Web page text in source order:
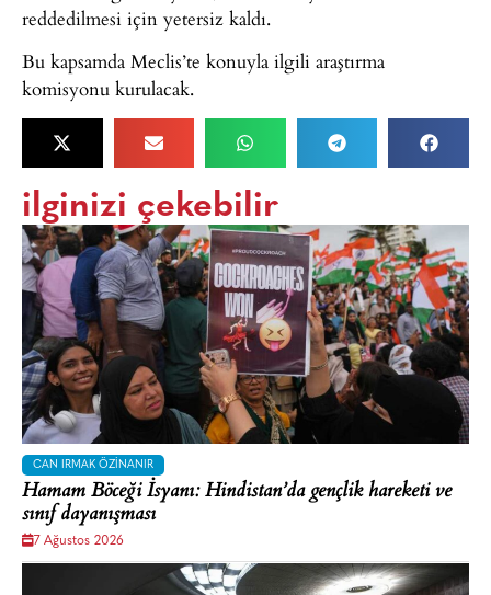
reddedilmesi için yetersiz kaldı.
Bu kapsamda Meclis’te konuyla ilgili araştırma
komisyonu kurulacak.
ilginizi çekebilir
CAN IRMAK ÖZINANIR
Hamam Böceği İsyanı: Hindistan’da gençlik hareketi ve
sınıf dayanışması
7 Ağustos 2026